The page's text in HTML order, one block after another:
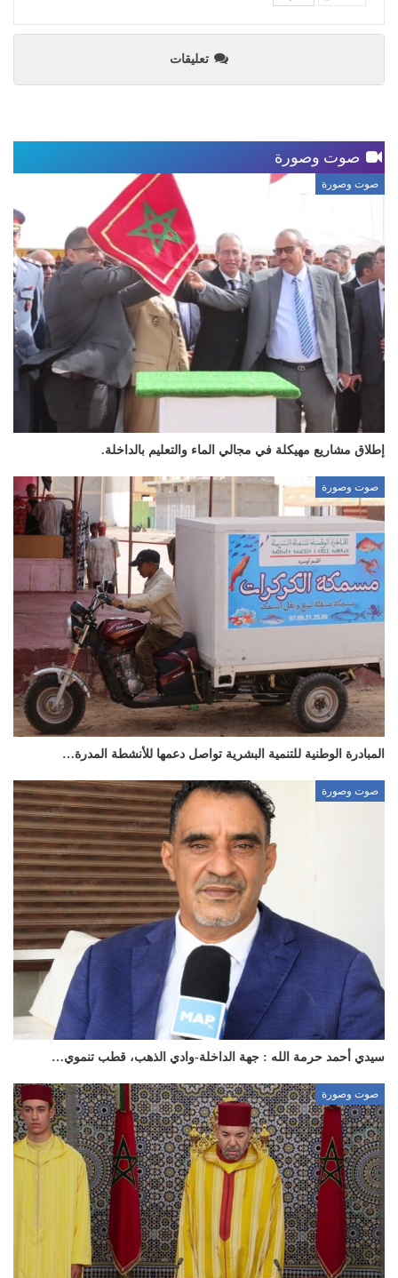
تعليقات
صوت وصورة
صوت وصورة
إطلاق مشاريع مهيكلة في مجالي الماء والتعليم بالداخلة.
صوت وصورة
المبادرة الوطنية للتنمية البشرية تواصل دعمها للأنشطة المدرة…
صوت وصورة
سيدي أحمد حرمة الله : جهة الداخلة-وادي الذهب، قطب تنموي…
صوت وصورة